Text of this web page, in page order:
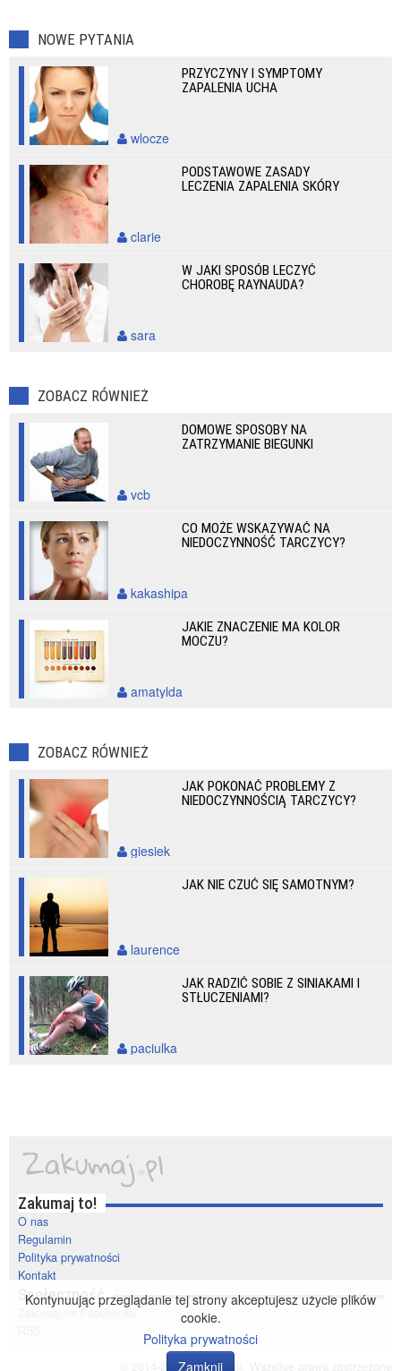
NOWE PYTANIA
PRZYCZYNY I SYMPTOMY
ZAPALENIA UCHA
wlocze
PODSTAWOWE ZASADY
LECZENIA ZAPALENIA SKÓRY
clarie
W JAKI SPOSÓB LECZYĆ
CHOROBĘ RAYNAUDA?
sara
ZOBACZ RÓWNIEŻ
DOMOWE SPOSOBY NA
ZATRZYMANIE BIEGUNKI
vcb
CO MOŻE WSKAZYWAĆ NA
NIEDOCZYNNOŚĆ TARCZYCY?
kakashipa
JAKIE ZNACZENIE MA KOLOR
MOCZU?
amatylda
ZOBACZ RÓWNIEŻ
JAK POKONAĆ PROBLEMY Z
NIEDOCZYNNOŚCIĄ TARCZYCY?
giesiek
JAK NIE CZUĆ SIĘ SAMOTNYM?
laurence
JAK RADZIĆ SOBIE Z SINIAKAMI I
STŁUCZENIAMI?
paciulka
Zakumaj to!
O nas
Regulamin
Polityka prywatności
Kontakt
Społeczność
Zakumaj na Facebooku
© 2014-2020 zakumaj.pl. Wszelkie prawa zastrzeżone
Kontynuując przeglądanie tej strony akceptujesz użycie plików
cookie.
Polityka prywatności
Zamknij